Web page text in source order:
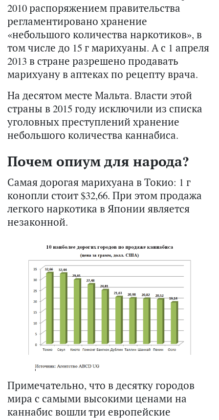
2010 распоряжением правительства
регламентировано хранение
«небольшого количества наркотиков», в
том числе до 15 г марихуаны. А с 1 апреля
2013 в стране разрешено продавать
марихуану в аптеках по рецепту врача.
На десятом месте Мальта. Власти этой
страны в 2015 году исключили из списка
уголовных преступлений хранение
небольшого количества каннабиса.
Почем опиум для народа?
Самая дорогая марихуана в Токио: 1 г
конопли стоит $32,66. При этом продажа
легкого наркотика в Японии является
незаконной.
Примечательно, что в десятку городов
мира с самыми высокими ценами на
каннабис вошли три европейские